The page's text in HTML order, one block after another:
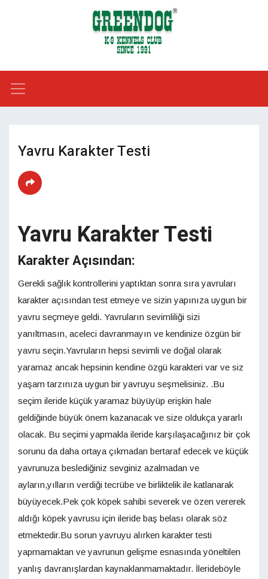
Yavru Karakter Testi
Yavru Karakter Testi
Karakter Açısından:
Gerekli sağlık kontrollerini yaptıktan sonra sıra yavruları
karakter açısından test etmeye ve sizin yapınıza uygun bir
yavru seçmeye geldi. Yavruların sevimliliği sizi
yanıltmasın, aceleci davranmayın ve kendinize özgün bir
yavru seçin.Yavruların hepsi sevimli ve doğal olarak
yaramaz ancak hepsinin kendine özgü karakteri var ve siz
yaşam tarzınıza uygun bir yavruyu seşmelisiniz. .Bu
seçim ileride küçük yaramaz büyüyüp erişkin hale
geldiğinde büyük önem kazanacak ve size oldukça yararlı
olacak. Bu seçimi yapmakla ileride karşılaşacağınız bir çok
sorunu da daha ortaya çıkmadan bertaraf edecek ve küçük
yavrunuza beslediğiniz sevginiz azalmadan ve
ayların,yılların verdiği tecrübe ve birliktelik ile katlanarak
büyüyecek.Pek çok köpek sahibi severek ve özen vererek
aldığı köpek yavrusu için ileride baş belası olarak söz
etmektedir.Bu sorun yavruyu alırken karakter testi
yapmamaktan ve yavrunun gelişme esnasında yöneltilen
yanlış davranışlardan kaynaklanmamaktadır. İlerideböyle